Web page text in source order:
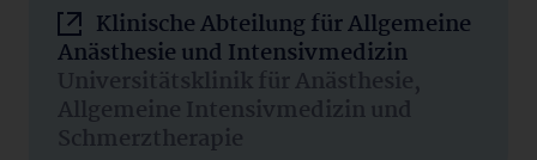
Klinische Abteilung für Allgemeine
Anästhesie und Intensivmedizin
Universitätsklinik für Anästhesie,
Allgemeine Intensivmedizin und
Schmerztherapie